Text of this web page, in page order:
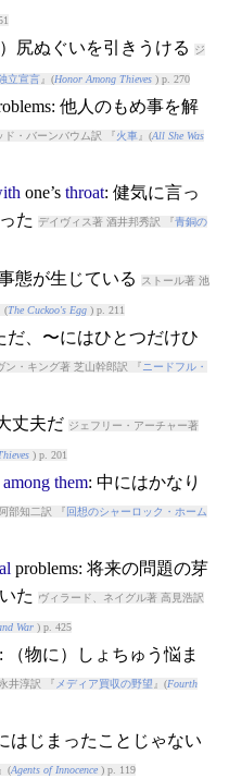
尻ぬぐいを引きうける ジ
立宣言』(Honor Among Thieves) p. 270
s: 他人のもめ事を解
・バーンバウム訳 『火車 』(All She Was
one’s throat: 健気に言っ
た
デイヴィス著 酒井邦秀訳 『青銅の
態が生じている ストール著 池
(The Cuckoo's Egg) p. 211
だ、〜にはひとつだけひ
ン・キング著 芝山幹郎訳 『 ニードフル・
丈夫だ ジェフリー・アーチャー著
) p. 201
among them: 中にはかなり
部知二訳 『 回想のシャーロック・ホーム
problems: 将来の問題の芽
た
ヴィラード、ネイグル著 高見浩訳
War) p. 425
（物に）しょちゅう悩ま
井淳訳 『 メディア買収の野望 』(Fourth
はじまったことじゃない
』(Agents of Innocence) p. 119